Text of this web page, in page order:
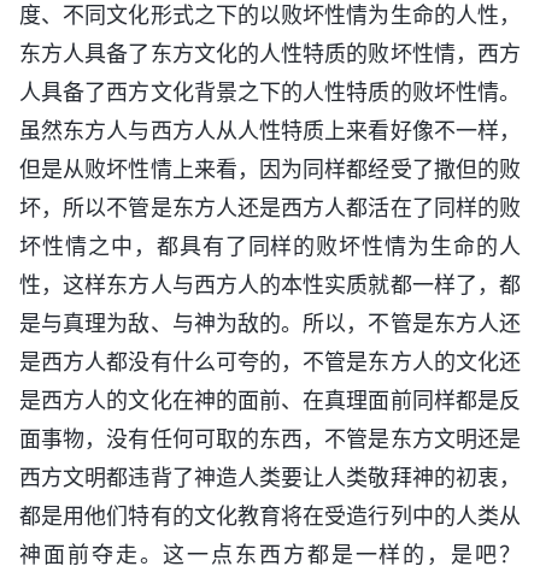
度、不同文化形式之下的以败坏性情为生命的人性，
东方人具备了东方文化的人性特质的败坏性情，西方
人具备了西方文化背景之下的人性特质的败坏性情。
虽然东方人与西方人从人性特质上来看好像不一样，
但是从败坏性情上来看，因为同样都经受了撒但的败
坏，所以不管是东方人还是西方人都活在了同样的败
坏性情之中，都具有了同样的败坏性情为生命的人
性，这样东方人与西方人的本性实质就都一样了，都
是与真理为敌、与神为敌的。所以，不管是东方人还
是西方人都没有什么可夸的，不管是东方人的文化还
是西方人的文化在神的面前、在真理面前同样都是反
面事物，没有任何可取的东西，不管是东方文明还是
西方文明都违背了神造人类要让人类敬拜神的初衷，
都是用他们特有的文化教育将在受造行列中的人类从
神面前夺走。这一点东西方都是一样的，是吧？